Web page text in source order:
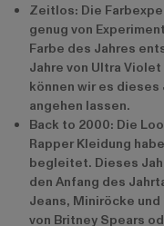
Zeitlos: Die
genug von
Farbe des Jahres
Jahre von Ultra
können wir es
angehen lassen.
Back to 2000: Die
Rapper Kleidung
begleitet. Dieses
den Anfang des
Jeans, Miniröcke und
von Britney Spears